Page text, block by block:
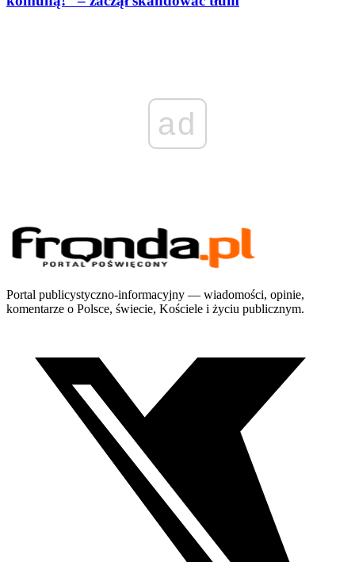
ad
Portal publicystyczno-informacyjny — wiadomości, opinie,
komentarze o Polsce, świecie, Kościele i życiu publicznym.